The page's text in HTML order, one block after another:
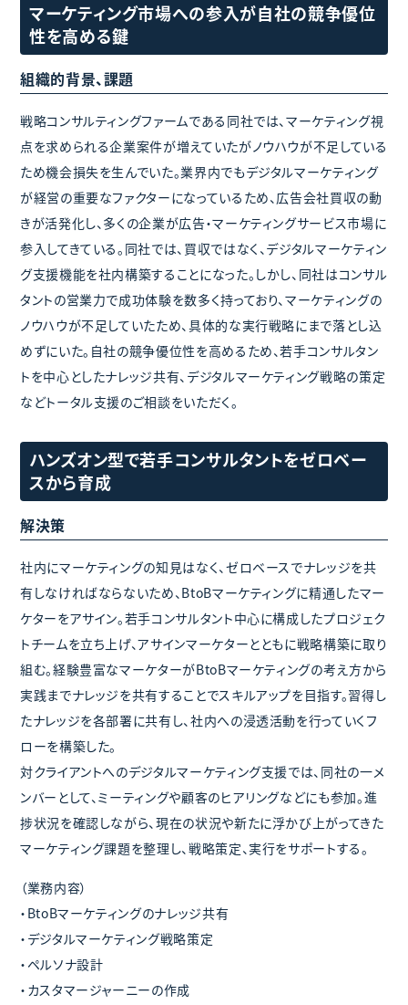
マーケティング市場への参入が自社の競争優位
性を高める鍵
組織的背景、課題
戦略コンサルティングファームである同社では、マーケティング視
点を求められる企業案件が増えていたがノウハウが不足している
ため機会損失を生んでいた。業界内でもデジタルマーケティング
が経営の重要なファクターになっているため、広告会社買収の動
きが活発化し、多くの企業が広告・マーケティングサービス市場に
参入してきている。同社では、買収ではなく、デジタルマーケティン
グ支援機能を社内構築することになった。しかし、同社はコンサル
タントの営業力で成功体験を数多く持っており、マーケティングの
ノウハウが不足していたため、具体的な実行戦略にまで落とし込
めずにいた。自社の競争優位性を高めるため、若手コンサルタン
トを中心としたナレッジ共有、デジタルマーケティング戦略の策定
などトータル支援のご相談をいただく。
ハンズオン型で若手コンサルタントをゼロベー
スから育成
解決策
社内にマーケティングの知見はなく、ゼロベースでナレッジを共
有しなければならないため、BtoBマーケティングに精通したマー
ケターをアサイン。若手コンサルタント中心に構成したプロジェク
トチームを立ち上げ、アサインマーケターとともに戦略構築に取り
組む。経験豊富なマーケターがBtoBマーケティングの考え方から
実践までナレッジを共有することでスキルアップを目指す。習得し
たナレッジを各部署に共有し、社内への浸透活動を行っていくフ
ローを構築した。
対クライアントへのデジタルマーケティング支援では、同社の一メ
ンバーとして、ミーティングや顧客のヒアリングなどにも参加。進
捗状況を確認しながら、現在の状況や新たに浮かび上がってきた
マーケティング課題を整理し、戦略策定、実行をサポートする。
（業務内容）
・BtoBマーケティングのナレッジ共有
・デジタルマーケティング戦略策定
・ペルソナ設計
・カスタマージャーニーの作成